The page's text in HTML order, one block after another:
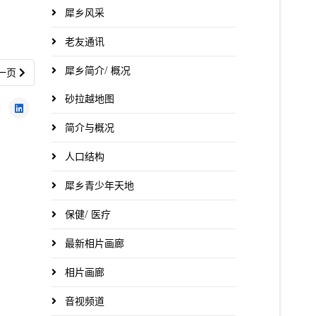
篇文章: 王学成｜ 注重培养少儿优质人才
页
犀乡风采
老友通讯
犀乡简介/ 概况
砂拉越地图
简介与概况
人口结构
犀乡青少年天地
保健/ 医疗
最新相片画廊
相片画廊
音视频道